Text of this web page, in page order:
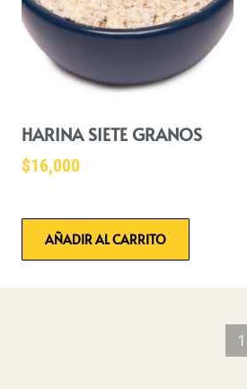
HARINA SIETE GRANOS
$16,000
AÑADIR AL CARRITO
1